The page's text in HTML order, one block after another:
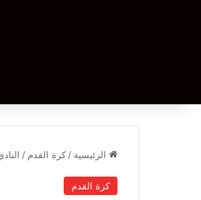
الرئيسية / كرة القدم /
كرة القدم